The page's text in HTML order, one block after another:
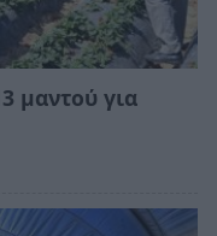
μαντού για